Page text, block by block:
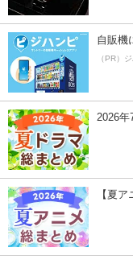
自販機
（PR）
2026年
【夏